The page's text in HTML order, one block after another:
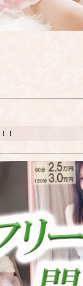
！